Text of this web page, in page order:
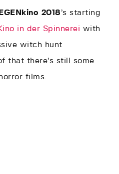
2018’s starting
in der Spinnerei with
witch hunt
that there’s still some
films.